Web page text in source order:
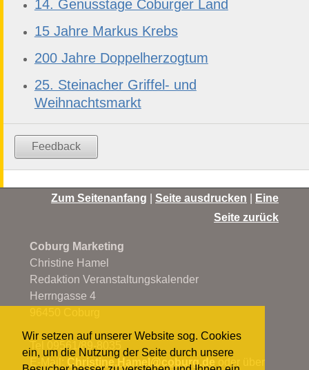
Wir setzen auf unserer Website sog. Cookies
ein, um die Nutzung der Seite durch unsere
14. Genusstage Coburger Land
15 Jahre Markus Krebs
200 Jahre Doppelherzogtum
25. Steinacher Griffel- und
Weihnachtsmarkt
Feedback
Zum Seitenanfang |Seite ausdrucken
Eine
Seite zurück
Coburg Marketing
Christine Hamel
Redaktion Veranstaltungskalender
Herrngasse 4
Tel 09561/89-8035
E-Mail: Christine.Hamel@coburg.de oder über